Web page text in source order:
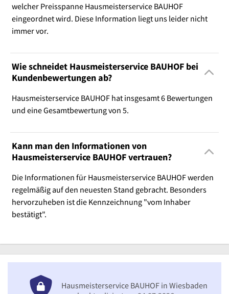
welcher Preisspanne Hausmeisterservice BAUHOF
eingeordnet wird. Diese Information liegt uns leider nicht
immer vor.
Wie schneidet Hausmeisterservice BAUHOF bei
Kundenbewertungen ab?
Hausmeisterservice BAUHOF hat insgesamt 6 Bewertungen
und eine Gesamtbewertung von 5.
Kann man den Informationen von
Hausmeisterservice BAUHOF vertrauen?
Die Informationen für Hausmeisterservice BAUHOF werden
regelmäßig auf den neuesten Stand gebracht. Besonders
hervorzuheben ist die Kennzeichnung "vom Inhaber
bestätigt".
Hausmeisterservice BAUHOF in Wiesbaden